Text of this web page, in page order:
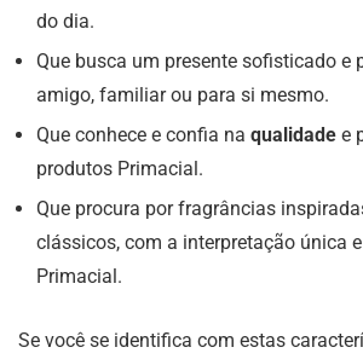
do dia.
Que busca um presente sofisticado e
amigo, familiar ou para si mesmo.
Que conhece e confia na qualidade e
produtos Primacial.
Que procura por fragrâncias
clássicos, com a interpretação única
Primacial.
Se você se identifica com estas